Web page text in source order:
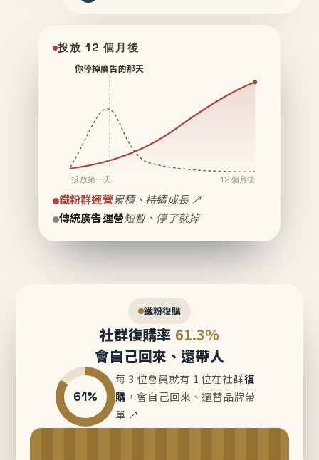
投放 12 個月後
你停掉廣告的那天
投放第一天 12 個月後
鐵粉群運營累積、持續成長 ↗
傳統廣告運營短暫、停了就掉
鐵粉復購
社群復購率 61.3%
會自己回來、還帶人
61%
每 3 位會員就有 1 位在社群復
購 ，會自己回來、還替品牌帶
單 ↗